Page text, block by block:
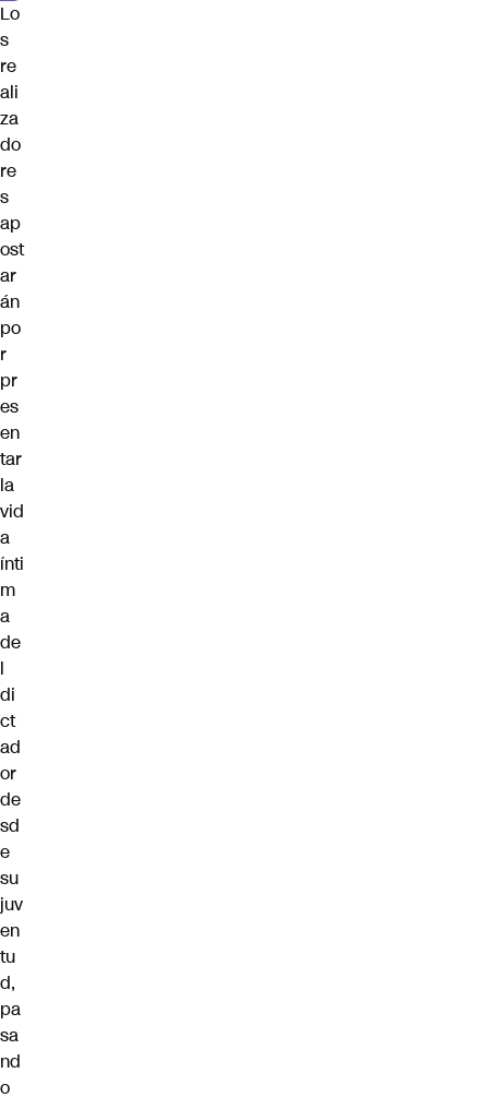
Lo
s
re
ali
za
do
re
s
ap
ost
ar
án
po
r
pr
es
en
tar
la
vid
a
ínti
m
a
de
l
di
ct
ad
or
de
sd
e
su
juv
en
tu
d,
pa
sa
nd
o